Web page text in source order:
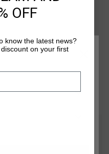
casual occasions. A
comfort for everyday
ET VOTRE
OFF
know the latest news?
on your first